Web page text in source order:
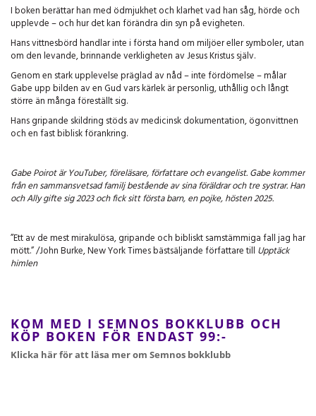
I boken berättar han med ödmjukhet och klarhet vad han såg, hörde och
upplevde – och hur det kan förändra din syn på evigheten.
Hans vittnesbörd handlar inte i första hand om miljöer eller symboler, utan
om den levande, brinnande verkligheten av Jesus Kristus själv.
Genom en stark upplevelse präglad av nåd – inte fördömelse – målar
Gabe upp bilden av en Gud vars kärlek är personlig, uthållig och långt
större än många föreställt sig.
Hans gripande skildring stöds av medicinsk dokumentation, ögonvittnen
och en fast biblisk förankring.
Gabe Poirot är YouTuber, föreläsare, författare och evangelist. Gabe kommer
från en samman­svetsad familj bestående av sina föräldrar och tre systrar. Han
och Ally gifte sig 2023 och fick sitt första barn, en pojke, hösten 2025.
”Ett av de mest mirakulösa, gripande och bibliskt samstämmiga fall jag har
mött.” /John Burke, New York Times bästsäljande författare till Upptäck
himlen
KOM MED I SEMNOS BOKKLUBB OCH
KÖP BOKEN FÖR ENDAST 99:-
Klicka här för att läsa mer om Semnos bokklubb